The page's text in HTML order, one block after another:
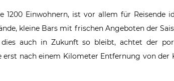
Einwohnern, ist vor allem für Reisende
kleine Bars mit frischen Angeboten der
auch in Zukunft so bleibt, achtet der
nach einem Kilometer Entfernung von der